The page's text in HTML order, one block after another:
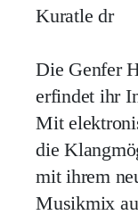
Kuratle dr
Die Genfer
erfindet ihr
Mit
die
mit ihrem
Musikmix